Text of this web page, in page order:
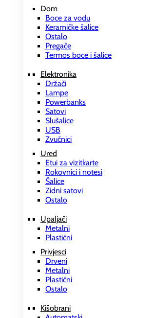
Dom
Boce za vodu
Keramičke šalice
Ostalo
Pregače
Termos boce i šalice
Elektronika
Držači
Lampe
Powerbanks
Satovi
Slušalice
USB
Zvučnici
Ured
Etui za vizitkarte
Rokovnici i notesi
Šalice
Zidni satovi
Ostalo
Upaljači
Metalni
Plastični
Privjesci
Drveni
Metalni
Plastični
Ostalo
Kišobrani